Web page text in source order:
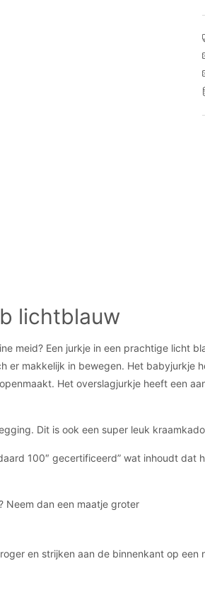
lichtblauw
meid? Een jurkje in een prachtige
er makkelijk in bewegen. Het
Het overslagjurkje heeft een
Dit is ook een super leuk
100″ gecertificeerd” wat inhoudt
Neem dan een maatje groter
en strijken aan de binnenkant op een